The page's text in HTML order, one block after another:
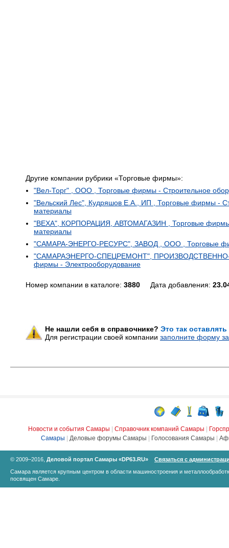
Другие компании рубрики «Торговые фирмы»:
"Вел-Торг" , ООО , Торговые фирмы - Строительное
"Вельский Лес", Кудряшов Е.А., ИП , Торговые фирмы -
материалы
"ВЕХА", КОРПОРАЦИЯ, АВТОМАГАЗИН , Торговые фирмы -
материалы
"САМАРА-ЭНЕРГО-РЕСУРС", ЗАВОД , ООО , Торговые
"САМАРАЭНЕРГО-СПЕЦРЕМОНТ",
фирмы - Электрооборудование
Номер компании в каталоге: 3880 Дата добавления:
Не нашли себя в справочнике? Это так
Для регистрации своей компании заполните форму
Новости и события Самары Справочник компаний Самары
Самары
Деловые форумы Самары Голосования Самары
© 2009–2016, Деловой портал Самары «DP63.RU»
Связаться с
Самара является крупным центром в области машиностроения и
посвящен Самаре.